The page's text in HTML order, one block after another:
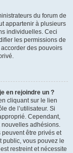
du forum de
appartenir à plusieurs
individuelles. Ceci
les permissions de
des pouvoirs
en rejoindre un ?
cliquant sur le lien
de l’utilisateur. Si
Cependant,
nouvelles adhésions.
être privés et
public, vous pouvez le
restreint et nécessite